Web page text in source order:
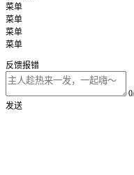
菜单
菜单
菜单
菜单
反馈报错
发送